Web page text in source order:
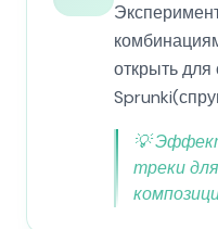
открыть для
💡
треки